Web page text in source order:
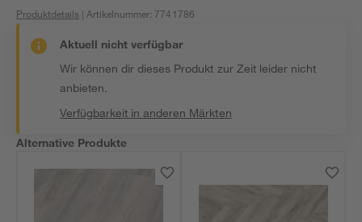
Produktdetails | Artikelnummer: 7741786
Aktuell nicht verfügbar
Wir können dir dieses Produkt zur Zeit leider nicht
anbieten.
Verfügbarkeit in anderen Märkten
Alternative Produkte